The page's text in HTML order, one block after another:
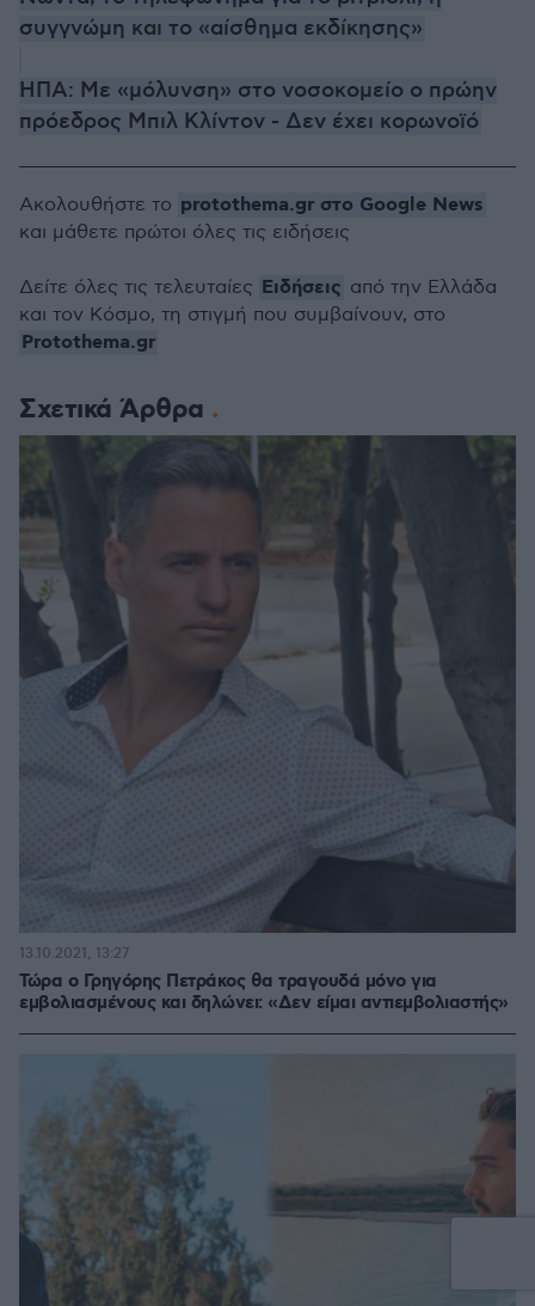
συγγνώμη και το «αίσθημα εκδίκησης»
ΗΠΑ: Με «μόλυνση» στο νοσοκομείο ο πρώην
πρόεδρος Μπιλ Κλίντον - Δεν έχει κορωνοϊό
Σχετικά Άρθρα
Τώρα ο Γρηγόρης Πετράκος θα τραγουδά μόνο για
εμβολιασμένους και δηλώνει: «Δεν είμαι αντιεμβολιαστής»
13.10.2021, 13:27
Ακολουθήστε το protothema.gr στο Google News
και μάθετε πρώτοι όλες τις ειδήσεις
Δείτε όλες τις τελευταίες Ειδήσεις από την Ελλάδα
και τον Κόσμο, τη στιγμή που συμβαίνουν, στο
Protothema.gr